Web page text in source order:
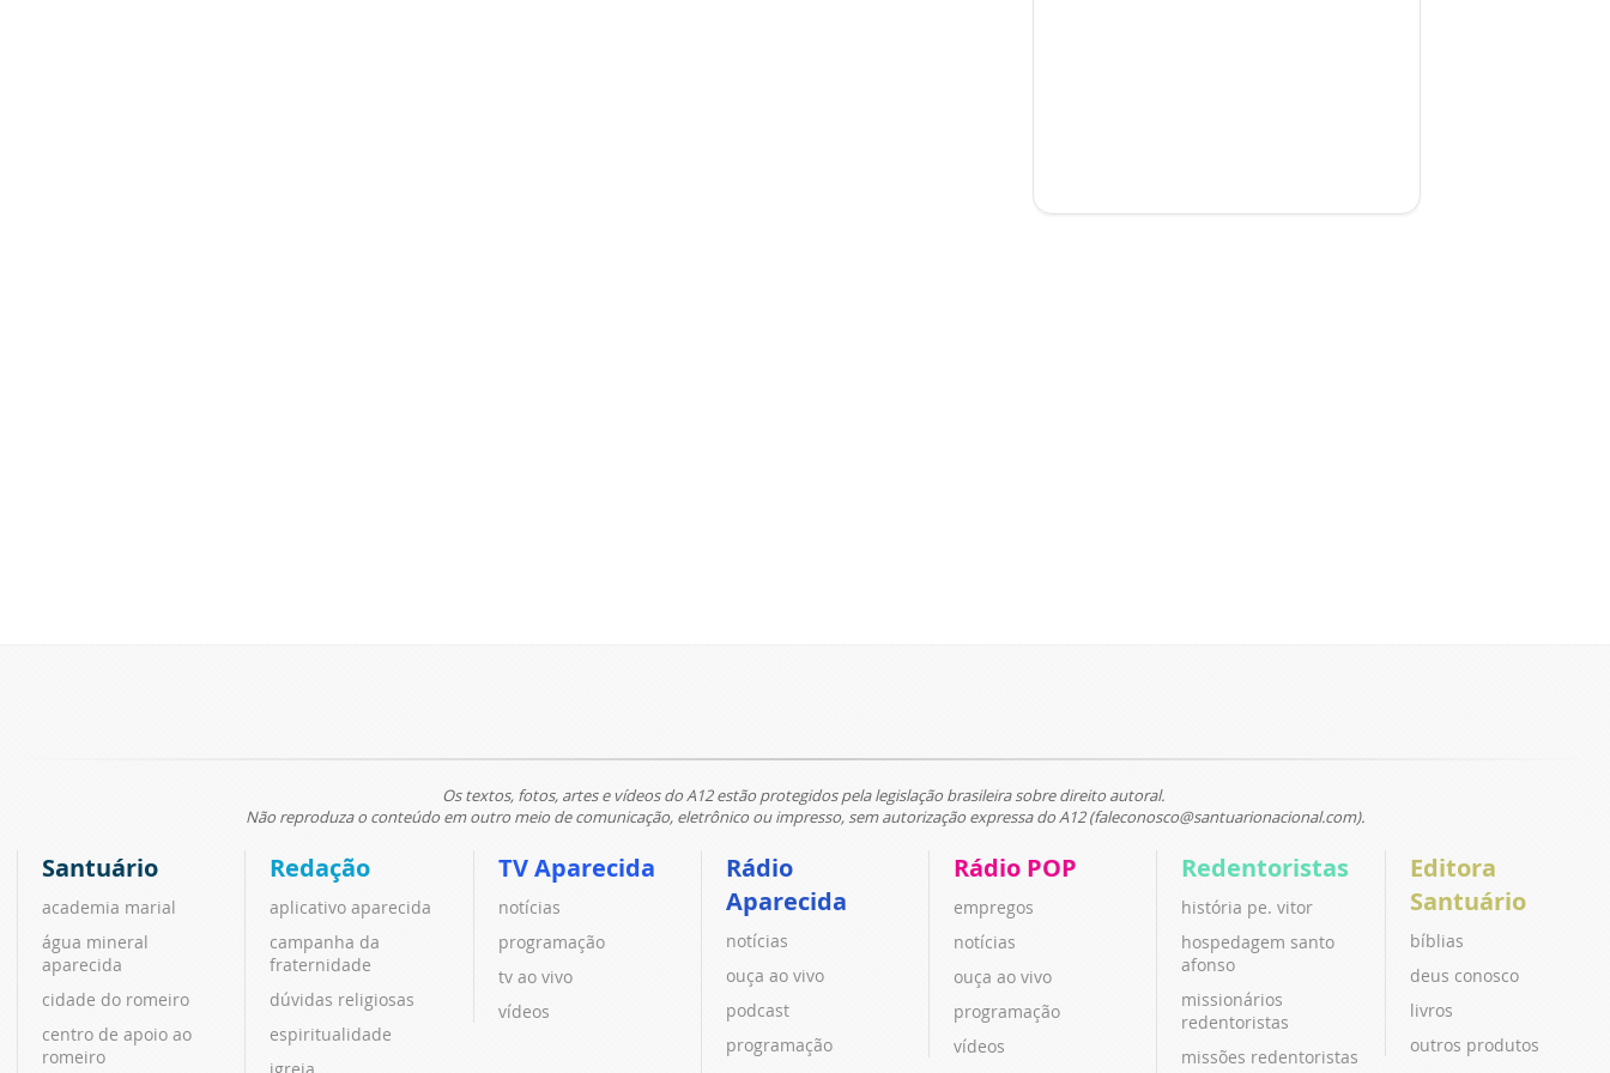
Os textos, fotos, artes e vídeos do A12 estão protegidos pela legislação brasileira sobre direito autoral.
Não reproduza o conteúdo em outro meio de comunicação, eletrônico ou impresso, sem autorização expressa do A12 (faleconosco@santuarionacional.com).
Santuário
academia marial
água mineral
aparecida
cidade do romeiro
centro de apoio ao
romeiro
Redação
aplicativo aparecida
campanha da
fraternidade
dúvidas religiosas
espiritualidade
igreja
TV Aparecida
notícias
programação
tv ao vivo
vídeos
Rádio
Aparecida
notícias
ouça ao vivo
podcast
programação
Rádio POP
empregos
notícias
ouça ao vivo
programação
vídeos
Redentoristas
história pe. vitor
hospedagem santo
afonso
missionários
redentoristas
missões redentoristas
Editora
Santuário
bíblias
deus conosco
livros
outros produtos